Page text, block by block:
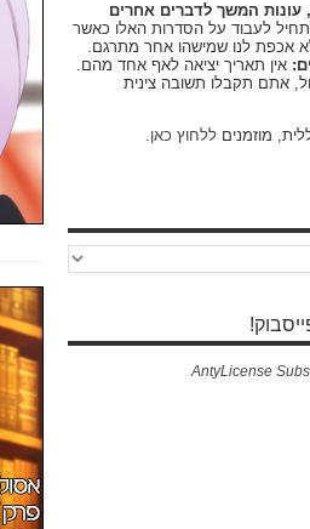
עונות המשך לדברים אחרים
לעבוד על הסדרות האלו כאשר
אכפת לנו שמישהו אחר מתרגם.
אין תאריך יציאה לאף אחד מהם.
אתם תקבלו תשובה צינית
מוזמנים ללחוץ כאן.
AntyLicense Subs